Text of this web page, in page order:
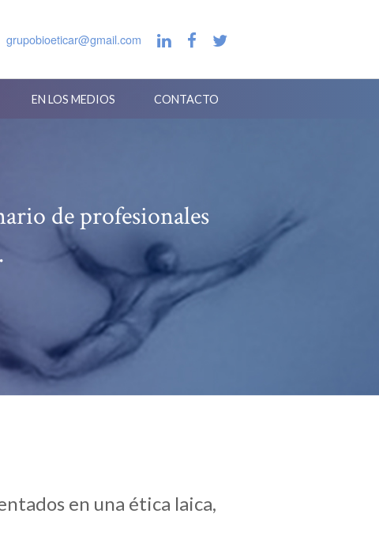
grupobioeticar@gmail.com
EN LOS MEDIOS CONTACTO
de profesionales
en una ética laica,